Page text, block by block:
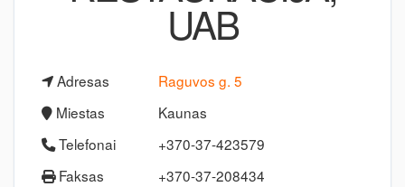
UAB
Adresas
Raguvos g. 5
Miestas
Kaunas
Telefonai
+370-37-423579
Faksas
+370-37-208434